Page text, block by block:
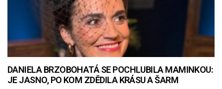
DANIELA BRZOBOHATÁ SE POCHLUBILA MAMINKOU:
JE JASNO, PO KOM ZDĚDILA KRÁSU A ŠARM